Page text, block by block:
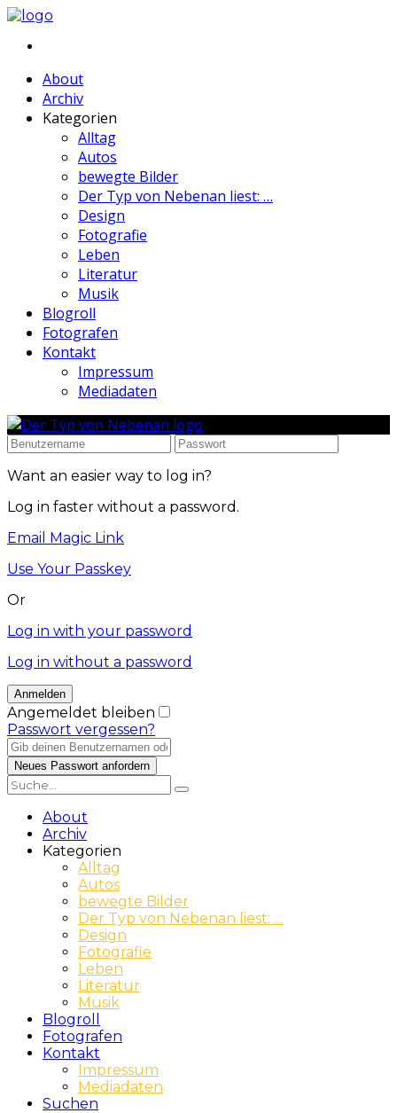
About
Archiv
Kategorien
Alltag
Autos
bewegte Bilder
Der Typ von Nebenan liest: …
Design
Fotografie
Leben
Literatur
Musik
Blogroll
Fotografen
Kontakt
Impressum
Mediadaten
Want an easier way to log in?
Log in faster without a password.
Email Magic Link
Use Your Passkey
Or
Log in with your password
Log in without a password
Angemeldet bleiben
Passwort vergessen?
About
Archiv
Kategorien
Alltag
Autos
bewegte Bilder
Der Typ von Nebenan liest: …
Design
Fotografie
Leben
Literatur
Musik
Blogroll
Fotografen
Kontakt
Impressum
Mediadaten
Suchen